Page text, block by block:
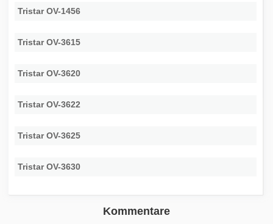
Tristar OV-1456
Tristar OV-3615
Tristar OV-3620
Tristar OV-3622
Tristar OV-3625
Tristar OV-3630
Kommentare